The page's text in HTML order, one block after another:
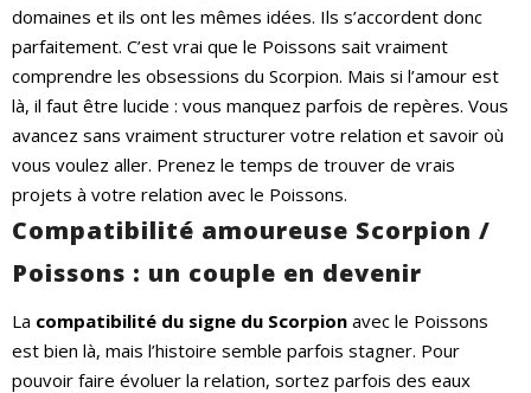
domaines et ils ont les mêmes idées. Ils s’accordent donc
parfaitement. C’est vrai que le Poissons sait vraiment
comprendre les obsessions du Scorpion. Mais si l’amour est
là, il faut être lucide : vous manquez parfois de repères. Vous
avancez sans vraiment structurer votre relation et savoir où
vous voulez aller. Prenez le temps de trouver de vrais
projets à votre relation avec le Poissons.
Compatibilité amoureuse Scorpion /
Poissons : un couple en devenir
La compatibilité du signe du Scorpion avec le Poissons
est bien là, mais l’histoire semble parfois stagner. Pour
pouvoir faire évoluer la relation, sortez parfois des eaux